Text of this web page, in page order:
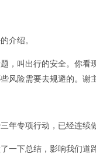
介绍。
叫出行的安全。你看
风险需要去规避的。谢
专项行动，已经连续
下总结，影响我们道